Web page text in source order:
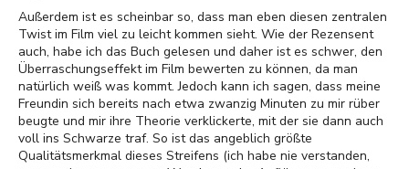
Außerdem ist es scheinbar so, dass man eben diesen zentralen
Twist im Film viel zu leicht kommen sieht. Wie der Rezensent
auch, habe ich das Buch gelesen und daher ist es schwer, den
Überraschungseffekt im Film bewerten zu können, da man
natürlich weiß was kommt. Jedoch kann ich sagen, dass meine
Freundin sich bereits nach etwa zwanzig Minuten zu mir rüber
beugte und mir ihre Theorie verklickerte, mit der sie dann auch
voll ins Schwarze traf. So ist das angeblich größte
Qualitätsmerkmal dieses Streifens (ich habe nie verstanden,